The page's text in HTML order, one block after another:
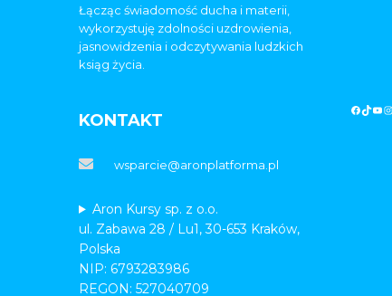
Łącząc świadomość ducha i materii,
wykorzystuję zdolności uzdrowienia,
jasnowidzenia i odczytywania ludzkich
ksiąg życia.
KONTAKT
wsparcie@aronplatforma.pl
Aron Kursy sp. z o.o.
ul. Zabawa 28 / Lu1, 30-653 Kraków,
Polska
NIP: 6793283986
REGON: 527040709